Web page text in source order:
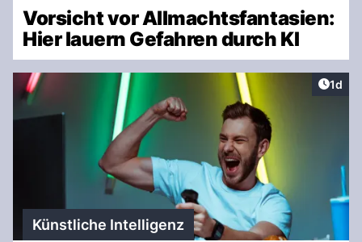
Vorsicht vor Allmachtsfantasien:
Hier lauern Gefahren durch KI
1d
Künstliche Intelligenz